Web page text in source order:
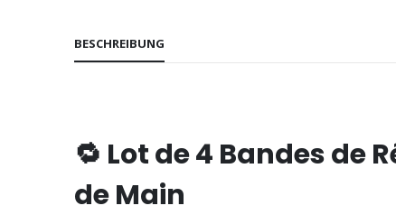
BESCHREIBUNG
🔁 Lot de 4 Bandes de
de Main